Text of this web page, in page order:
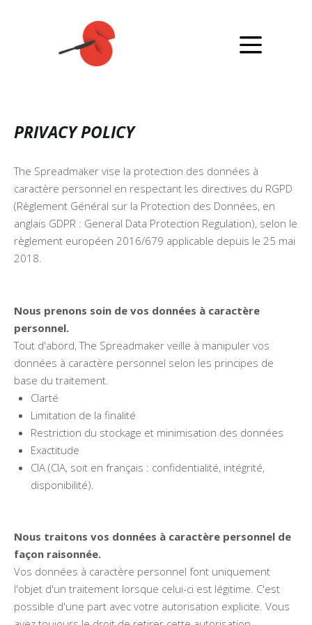
PRIVACY POLICY
The Spreadmaker vise la protection des données à
caractère personnel en respectant les directives du RGPD
(Règlement Général sur la Protection des Données, en
anglais GDPR : General Data Protection Regulation), selon le
règlement européen 2016/679 applicable depuis le 25 mai
2018.
Nous prenons soin de vos données à caractère
personnel.
Tout d'abord, The Spreadmaker veille à manipuler vos
données à caractère personnel selon les principes de
base du traitement.
Clarté
Limitation de la finalité
Restriction du stockage et minimisation des données
Exactitude
CIA (CIA, soit en français : confidentialité, intégrité,
disponibilité).
Nous traitons vos données à caractère personnel de
façon raisonnée.
Vos données à caractère personnel font uniquement
l'objet d'un traitement lorsque celui-ci est légitime. C'est
possible d'une part avec votre autorisation explicite. Vous